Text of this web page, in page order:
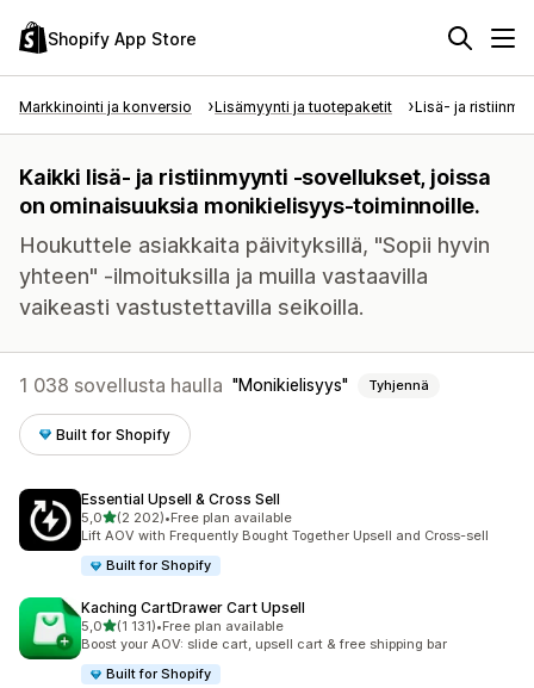
Shopify App Store
Markkinointi ja konversio Lisämyynti ja tuotepaketit Lisä- ja
Kaikki lisä- ja ristiinmyynti -sovellukset, joissa
on ominaisuuksia monikielisyys-toiminnoille.
Houkuttele asiakkaita päivityksillä, "Sopii hyvin
yhteen" -ilmoituksilla ja muilla vastaavilla
vaikeasti vastustettavilla seikoilla.
1 038 sovellusta haulla Monikielisyys Tyhjennä
Built for Shopify
Essential Upsell & Cross Sell
5,0/ 5 tähteä
(2 202)
2202 arvostelua yhteensä
•Free plan available
Lift AOV with Frequently Bought Together Upsell and Cross-sell
Built for Shopify
Kaching CartDrawer Cart Upsell
5,0/ 5 tähteä
(1 131)
1131 arvostelua yhteensä
•Free plan available
Boost your AOV: slide cart, upsell cart & free shipping bar
Built for Shopify